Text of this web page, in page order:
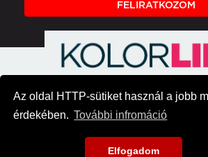
Az oldal HTTP-sütiket használ a jobb
érdekében. További infromáció
Elfogadom
FELIRATKOZOM
Főoldal Hirek Médiaajánlat
Impresszum